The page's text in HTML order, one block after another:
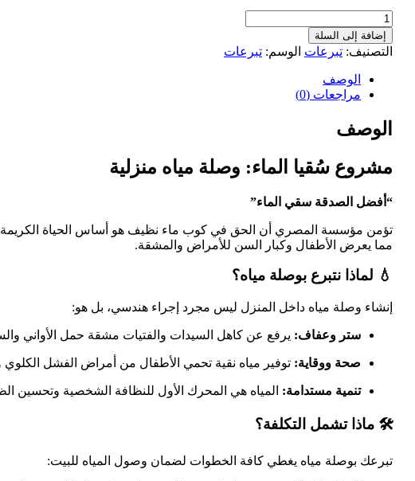
إضافة إلى السلة
التصنيف: تبرعات الوسم: تبرعات
الوصف
مراجعات (0)
الوصف
مشروع سُقيا الماء: وصلة مياه منزلية
“أفضل الصدقة سقي الماء”
تؤمن مؤسسة المصري أن الحق في كوب ماء نظيف هو أساس الحياة الكريمة.
مما يعرض الأطفال وكبار السن للأمراض والمشقة.
💧 لماذا نتبرع بوصلة مياه؟
إنشاء وصلة مياه داخل المنزل ليس مجرد إجراء هندسي، بل هو:
ستر وعفاف: يرفع عن كاهل السيدات والفتيات مشقة حمل الأواني
صحة ووقاية: توفير مياه نقية تحمي الأطفال من أمراض الفشل الكلوي
تنمية مستدامة: المياه هي المحرك الأول للنظافة الشخصية وتحسين
🛠️ ماذا تشمل التكلفة؟
تبرعك بوصلة مياه يغطي كافة الخطوات لضمان وصول المياه للبيت: